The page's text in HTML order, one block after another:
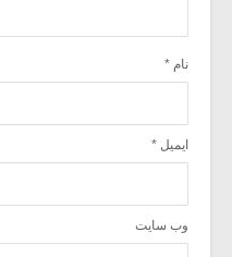
نام *
ایمیل *
وب‌ سایت